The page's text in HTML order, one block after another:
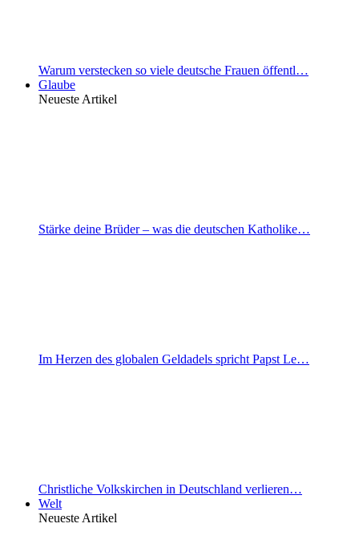
Warum verstecken so viele deutsche Frauen öffentl…
Glaube
Neueste Artikel
Stärke deine Brüder – was die deutschen Katholike…
Im Herzen des globalen Geldadels spricht Papst Le…
Christliche Volkskirchen in Deutschland verlieren…
Welt
Neueste Artikel